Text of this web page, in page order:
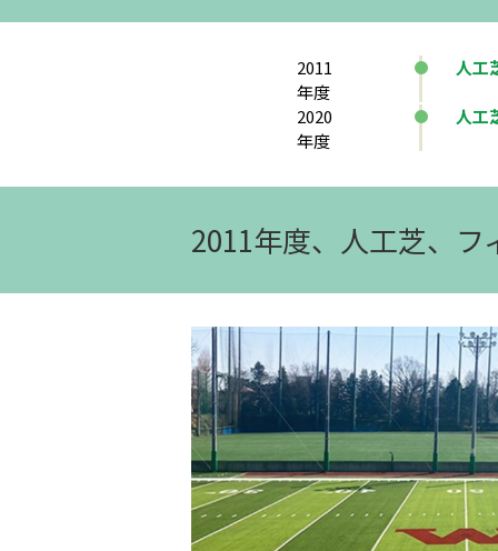
2011
年度
人工
2020
年度
人工
2011年度、人工芝、